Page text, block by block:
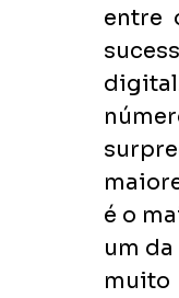
entre
é o
um
muito